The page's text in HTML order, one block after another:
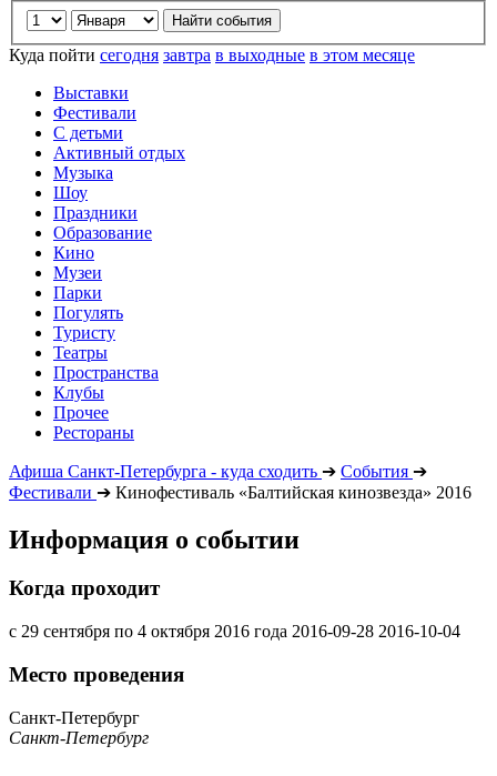
Куда пойти сегодня завтра в выходные в этом месяце
Выставки
Фестивали
С детьми
Активный отдых
Музыка
Шоу
Праздники
Образование
Кино
Музеи
Парки
Погулять
Туристу
Театры
Пространства
Клубы
Прочее
Рестораны
Афиша Санкт-Петербурга - куда сходить ➔ События ➔
Фестивали ➔ Кинофестиваль «Балтийская кинозвезда» 2016
Информация о событии
Когда проходит
с 29 сентября по 4 октября 2016 года 2016-09-28 2016-10-04
Место проведения
Санкт-Петербург
Санкт-Петербург